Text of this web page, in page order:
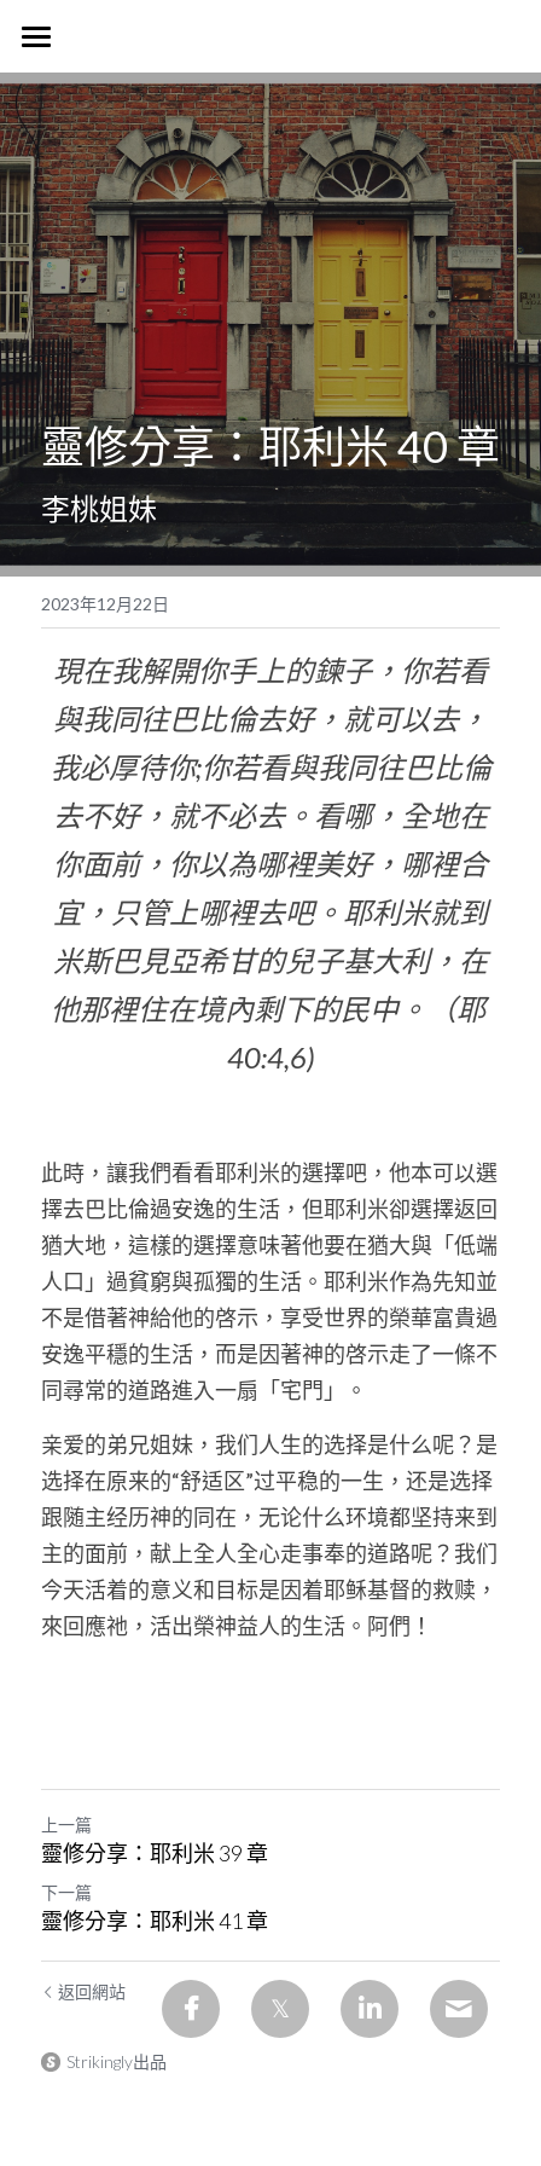
首頁
認識我們
歷史簡介
教會核心價值
使命異象
同工團隊
Harvest Vancouver
簡介
使命異象
Harvest 聚會信息
活動訊息
Harvest Choir
團契生活
台語團契
禱告會
晨禱靈修
主題查經
父母團契
媒體專區
生活事神的話
受洗見證
主日直播
靈修小語
宣教事工
信望愛團契
探訪之行2023
聯絡我們
新朋友
搜索
繁體中文
POWERED BY
靈修分享：耶利米 40 章
李桃姐妹
2023年12月22日
現在我解開你手上的鍊子，你若看
與我同往巴比倫去好，就可以去，
我必厚待你;你若看與我同往巴比倫
去不好，就不必去。看哪，全地在
你面前，你以為哪裡美好，哪裡合
宜，只管上哪裡去吧。耶利米就到
米斯巴見亞希甘的兒子基大利，在
他那裡住在境內剩下的民中。（耶
40:4,6)
此時，讓我們看看耶利米的選擇吧，他本可以選
擇去巴比倫過安逸的生活，但耶利米卻選擇返回
猶大地，這樣的選擇意味著他要在猶大與「低端
人口」過貧窮與孤獨的生活。耶利米作為先知並
不是借著神給他的啓示，享受世界的榮華富貴過
安逸平穩的生活，而是因著神的啓示走了一條不
同尋常的道路進入一扇「宅門」。
亲爱的弟兄姐妹，我们人生的选择是什么呢？是
选择在原来的“舒适区”过平稳的一生，还是选择
跟随主经历神的同在，无论什么环境都坚持来到
主的面前，献上全人全心走事奉的道路呢？我们
今天活着的意义和目标是因着耶稣基督的救赎，
來回應祂，活出榮神益人的生活。阿們！
上一篇
靈修分享：耶利米 39 章
下一篇
靈修分享：耶利米 41 章
返回網站
Strikingly出品